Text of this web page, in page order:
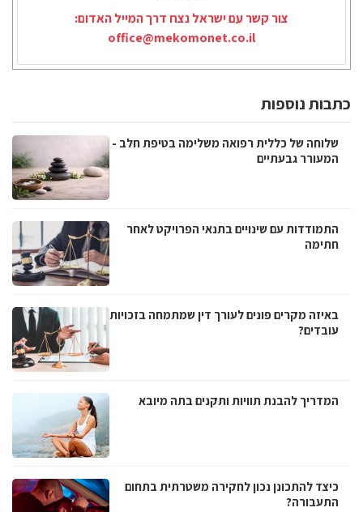
צור קשר עם ישראל נצח דרך המייל האדום:
office@mekomonet.co.il
כתבות נוספות
שלוחה של כללית רפואה משלימה בטיפת חלב -
המעורר גבעתיים
התמודדות עם שינויים בתנאי הפרויקט לאחר
חתימה
באיזה מקרים פונים לעורך דין שמתמחה בזכויות
עובדים?
המדריך להבנת תוויות ותקנים בתה מיובא
כיצד להתכונן נכון לחקירה משטרתית בתחום
התעבורה?